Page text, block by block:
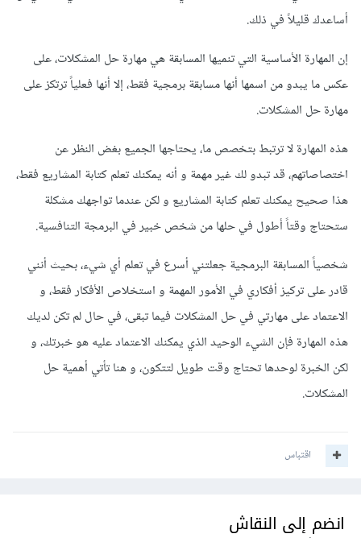
أساعدك قليلاً في ذلك.
إن المهارة الأساسية التي تنميها المسابقة هي مهارة حل المشكلات، على
عكس ما يبدو من اسمها أنها مسابقة برمجية فقط، إلا أنها فعلياً ترتكز على
مهارة حل المشكلات.
هذه المهارة لا ترتبط بتخصص ما، يحتاجها الجميع بغض النظر عن
اختصاصاتهم، قد تبدو لك غير مهمة و أنه يمكنك تعلم كتابة المشاريع فقط،
هذا صحيح يمكنك تعلم كتابة المشاريع و لكن عندما تواجهك مشكلة
ستحتاج وقتاً أطول في حلها من شخص خبير في البرمجة التنافسية.
شخصياً المسابقة البرمجية جعلتني أسرع في تعلم أي شيء، بحيث أنني
قادر على تركيز أفكاري في الأمور المهمة و استخلاص الأفكار فقط، و
الاعتماد على مهارتي في حل المشكلات فيما تبقى، في حال لم تكن لديك
هذه المهارة فإن الشيء الوحيد الذي يمكنك الاعتماد عليه هو خبرتك، و
لكن الخبرة لوحدها تحتاج وقت طويل لتتكون، و هنا تأتي أهمية حل
المشكلات.
اقتباس
انضم إلى النقاش